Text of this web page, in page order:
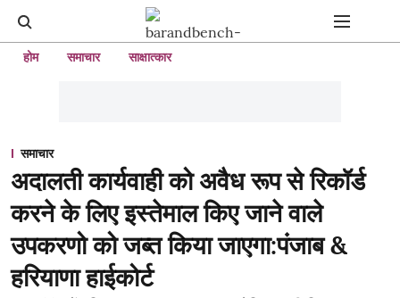
होम समाचार साक्षात्कार
समाचार
अदालती कार्यवाही को अवैध रूप से रिकॉर्ड
करने के लिए इस्तेमाल किए जाने वाले
उपकरणो को जब्त किया जाएगा:पंजाब &
हरियाणा हाईकोर्ट